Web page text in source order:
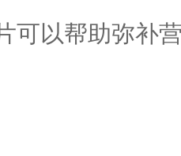
可以帮助弥补